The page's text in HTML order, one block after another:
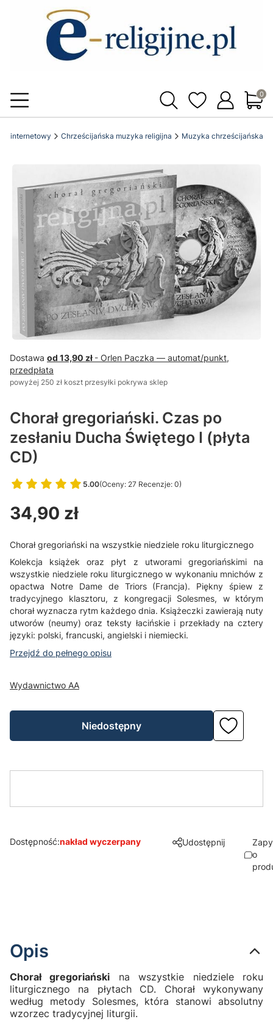
internetowy Chrześcijańska muzyka religijna Muzyka chrześcijańska
Dostawa od 13,90 zł - Orlen Paczka — automat/punkt,
przedpłata
powyżej 250 zł koszt przesyłki pokrywa sklep
Chorał gregoriański. Czas po
zesłaniu Ducha Świętego I (płyta
CD)
5.00(Oceny: 27 Recenzje: 0)
Przejdź do sekcji Opinie
Cena
34,90 zł
Chorał gregoriański na wszystkie niedziele roku liturgicznego
Kolekcja książek oraz płyt z utworami gregoriańskimi na
wszystkie niedziele roku liturgicznego w wykonaniu mnichów z
opactwa Notre Dame de Triors (Francja). Piękny śpiew z
tradycyjnego klasztoru, z kongregacji Solesmes, w którym
chorał wyznacza rytm każdego dnia. Książeczki zawierają nuty
utworów (neumy) oraz teksty łacińskie i przekłady na cztery
języki: polski, francuski, angielski i niemiecki.
Przejdź do pełnego opisu
Wydawnictwo AA
Niedostępny
Dostępność:nakład wyczerpany Udostępnij
o
Opis
Chorał gregoriański na wszystkie niedziele roku
liturgicznego na płytach CD. Chorał wykonywany
według metody Solesmes, która stanowi absolutny
wzorzec tradycyjnej liturgii.